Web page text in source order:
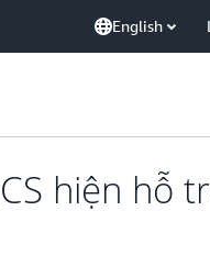
English
hiện hỗ